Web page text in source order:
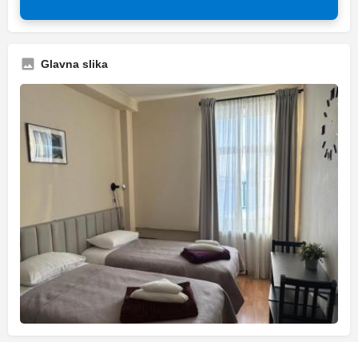
Glavna slika